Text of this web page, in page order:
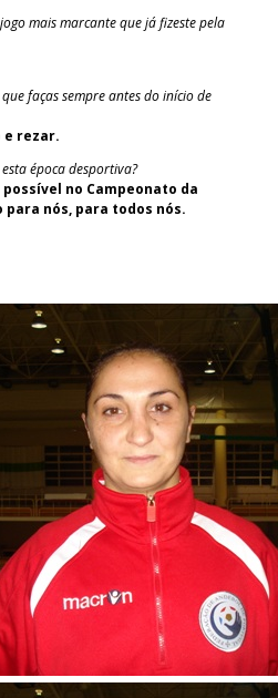
mais marcante que já fizeste pela
faças sempre antes do início de
e rezar.
época desportiva?
no Campeonato da
para nós, para todos nós.